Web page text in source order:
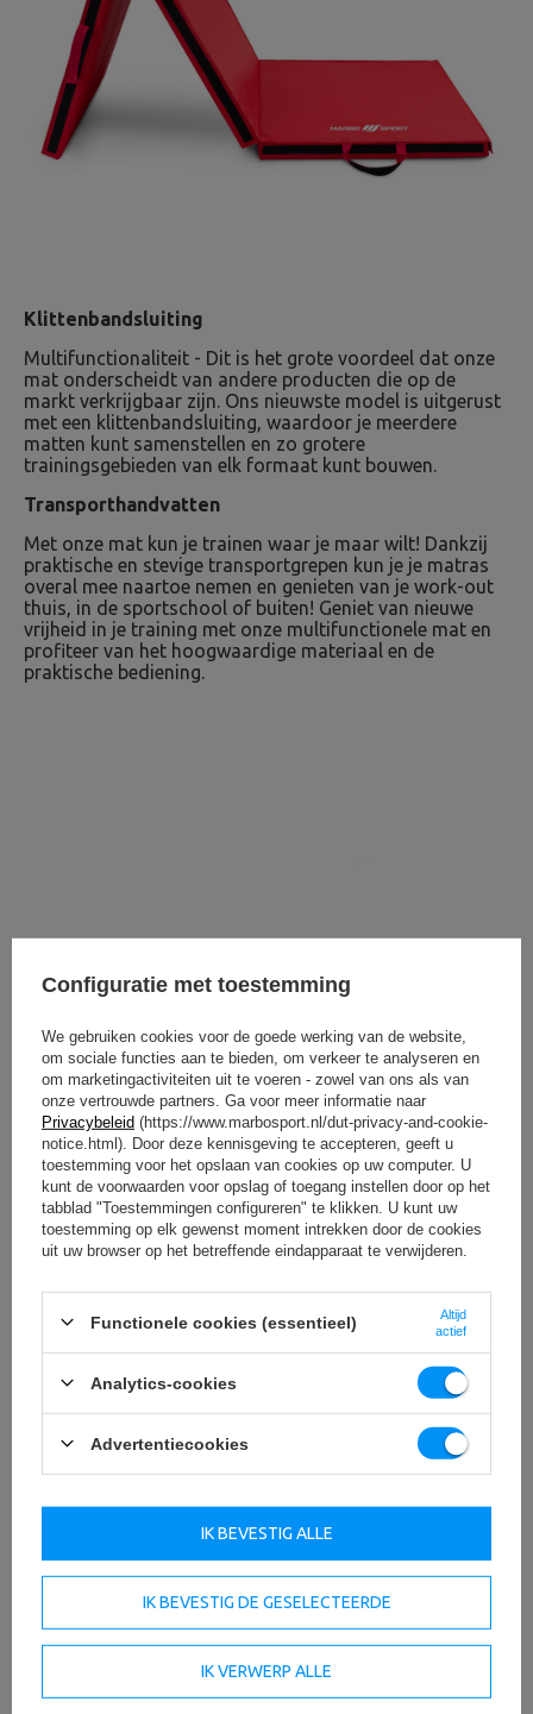
Klittenbandsluiting
Multifunctionaliteit - Dit is het grote voordeel dat onze
mat onderscheidt van andere producten die op de
markt verkrijgbaar zijn. Ons nieuwste model is uitgerust
met een klittenbandsluiting, waardoor je meerdere
matten kunt samenstellen en zo grotere
trainingsgebieden van elk formaat kunt bouwen.
Transporthandvatten
Met onze mat kun je trainen waar je maar wilt! Dankzij
praktische en stevige transportgrepen kun je je matras
overal mee naartoe nemen en genieten van je work-out
thuis, in de sportschool of buiten! Geniet van nieuwe
vrijheid in je training met onze multifunctionele mat en
profiteer van het hoogwaardige materiaal en de
praktische bediening.
OM TE DOWNLOADEN
Technische specificaties
dikte 5 cm
groot
Configuratie met toestemming
We gebruiken cookies voor de goede werking van de website,
om sociale functies aan te bieden, om verkeer te analyseren en
om marketingactiviteiten uit te voeren - zowel van ons als van
onze vertrouwde partners. Ga voor meer informatie naar
Privacybeleid (https://www.marbosport.nl/dut-privacy-and-cookie-
notice.html). Door deze kennisgeving te accepteren, geeft u
toestemming voor het opslaan van cookies op uw computer. U
kunt de voorwaarden voor opslag of toegang instellen door op het
tabblad "Toestemmingen configureren" te klikken. U kunt uw
toestemming op elk gewenst moment intrekken door de cookies
uit uw browser op het betreffende eindapparaat te verwijderen.
Functionele cookies (essentieel)
Altijd
actief
Analytics-cookies
Advertentiecookies
IK BEVESTIG DE GESELECTEERDE
IK VERWERP ALLE
IK BEVESTIG ALLE